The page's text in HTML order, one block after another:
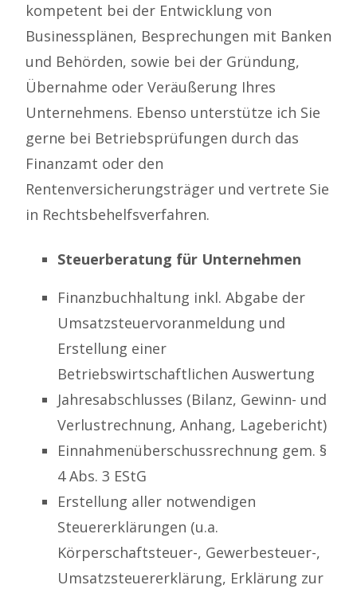
kompetent bei der Entwicklung von
Businessplänen, Besprechungen mit Banken
und Behörden, sowie bei der Gründung,
Übernahme oder Veräußerung Ihres
Unternehmens. Ebenso unterstütze ich Sie
gerne bei Betriebsprüfungen durch das
Finanzamt oder den
Rentenversicherungsträger und vertrete Sie
in Rechtsbehelfsverfahren.
Steuerberatung für Unternehmen
Finanzbuchhaltung inkl. Abgabe der
Umsatzsteuervoranmeldung und
Erstellung einer
Betriebswirtschaftlichen Auswertung
Jahresabschlusses (Bilanz, Gewinn- und
Verlustrechnung, Anhang, Lagebericht)
Einnahmenüberschussrechnung gem. §
4 Abs. 3 EStG
Erstellung aller notwendigen
Steuererklärungen (u.a.
Körperschaftsteuer-, Gewerbesteuer-,
Umsatzsteuererklärung, Erklärung zur